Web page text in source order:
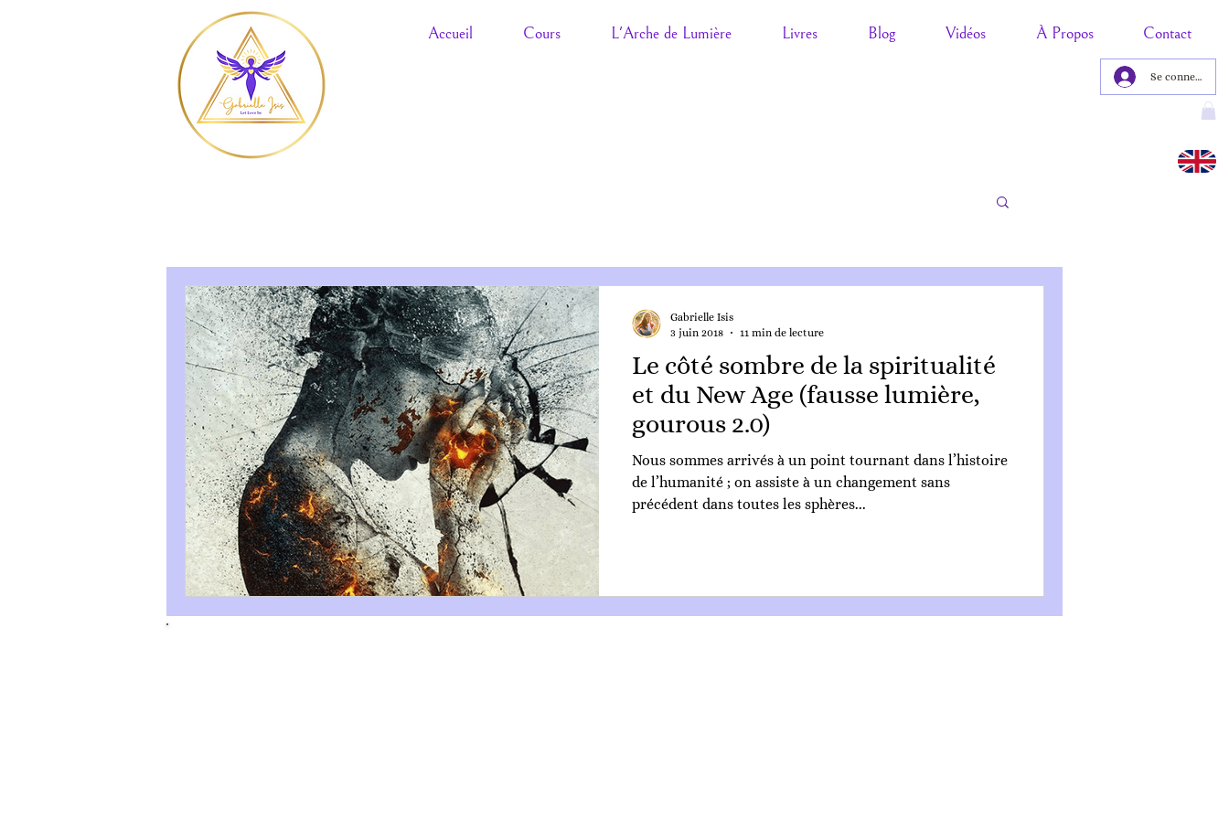
Accueil Cours L'Arche de Lumière Livres Blog Vidéos À Propos Contact
Le côté sombre de la spiritualité
et du New Age (fausse lumière,
gourous 2.0)
Nous sommes arrivés à un point tournant dans l’histoire
de l’humanité ; on assiste à un changement sans
précédent dans toutes les sphères...
Gabrielle Isis
3 juin 2018
11 min de lecture
Se connecter